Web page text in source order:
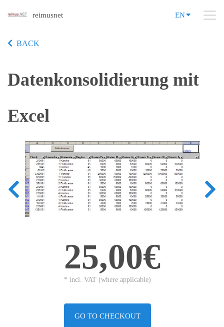
reimusnet EN
BACK
Datenkonsolidierung mit
Excel
25,00€
* incl. VAT (where applicable)
GO TO CHECKOUT